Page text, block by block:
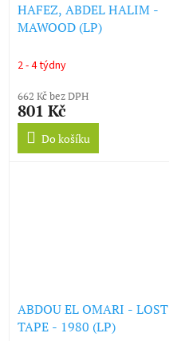
HAFEZ, ABDEL HALIM -
MAWOOD (LP)
2 - 4 týdny
662 Kč bez DPH
801 Kč
Do košíku
ABDOU EL OMARI - LOST
TAPE - 1980 (LP)